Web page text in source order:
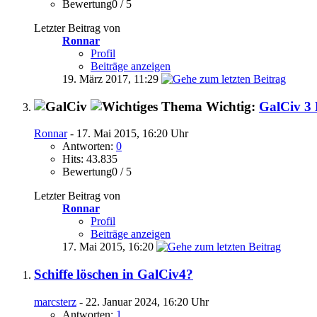
Bewertung0 / 5
Letzter Beitrag von
Ronnar
Profil
Beiträge anzeigen
19. März 2017, 11:29
Wichtig: GalCiv 3
Ronnar- 17. Mai 2015, 16:20 Uhr
Antworten: 0
Hits: 43.835
Bewertung0 / 5
Letzter Beitrag von
Ronnar
Profil
Beiträge anzeigen
17. Mai 2015, 16:20
Schiffe löschen in GalCiv4?
marcsterz - 22. Januar 2024, 16:20 Uhr
Antworten: 1